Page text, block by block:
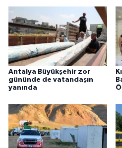
Antalya Büyükşehir zor
gününde de vatandaşın
yanında